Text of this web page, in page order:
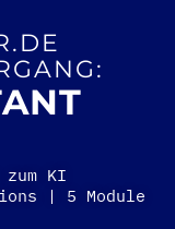
KI
| 5 Module